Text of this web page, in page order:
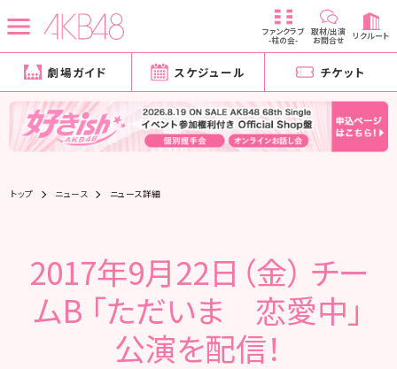
ファンクラブ
-柱の会-
取材/出演
お問合せ リクルート
劇場ガイド スケジュール チケット
トップ ニュース ニュース詳細
2017年9月22日（金） チー
ムB 「ただいま 恋愛中」
公演を配信！